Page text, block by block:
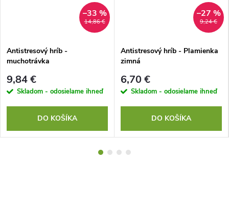
14,86 €
–33 %
Antistresový hríb -
muchotrávka
9,84 €
Skladom - odosielame ihneď
DO KOŠÍKA
9,24 €
–27 %
Antistresový hríb - Plamienka
zimná
6,70 €
Skladom - odosielame ihneď
DO KOŠÍKA